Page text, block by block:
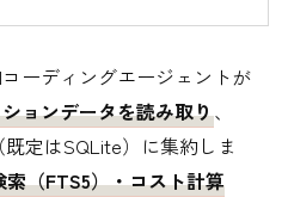
ーディングエージェントが
ョンデータを読み取り、
定はSQLite）に集約しま
索（FTS5）・コスト計算